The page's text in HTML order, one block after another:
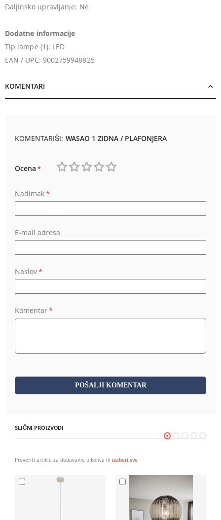
Daljinsko upravljanje: Ne
Dodatne informacije
Tip lampe (1): LED
EAN / UPC: 9002759948825
KOMENTARI
KOMENTARIŠI: WASAO 1 ZIDNA / PLAFONJERA
Ocena
Nadimak
E-mail adresa
Naslov
Komentar
POŠALJI KOMENTAR
SLIČNI PROIZVODI
Proveriti artikle za dodavanje u kolica ili izaberi sve